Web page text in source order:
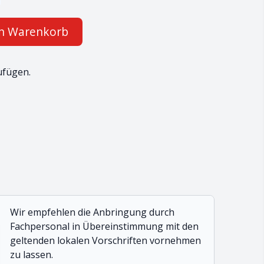
Warenkorb
Wir empfehlen die Anbringung durch
Fachpersonal in Übereinstimmung mit den
geltenden lokalen Vorschriften vornehmen
zu lassen.